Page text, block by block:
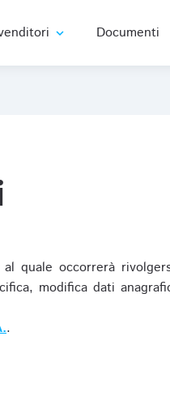
expand_more Documenti
quale occorrerà
modifica dati
.